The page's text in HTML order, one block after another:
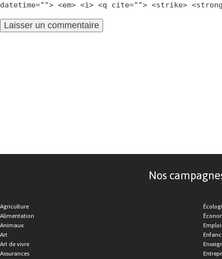
datetime=""> <em> <i> <q cite=""> <strike>
Nos
Agriculture
Alimentation
Animaux
Art
Art de vivre
Assurances
Emploi